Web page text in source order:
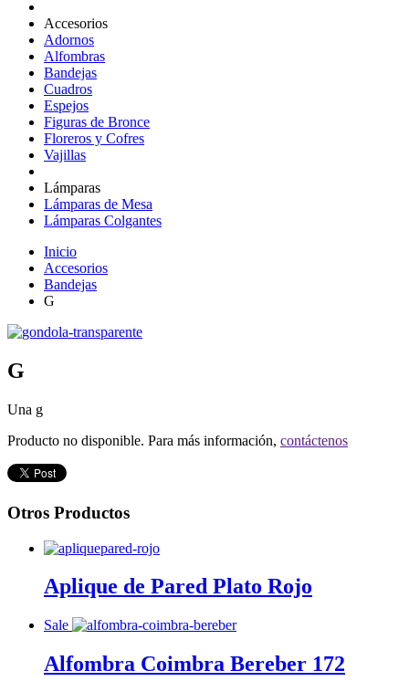
Accesorios
Adornos
Alfombras
Bandejas
Cuadros
Espejos
Figuras de Bronce
Floreros y Cofres
Vajillas
Lámparas
Lámparas de Mesa
Lámparas Colgantes
Inicio
Accesorios
Bandejas
G
G
Una g
Producto no disponible. Para más información, contáctenos
Otros Productos
Aplique de Pared Plato Rojo
Sale
Alfombra Coimbra Bereber 172